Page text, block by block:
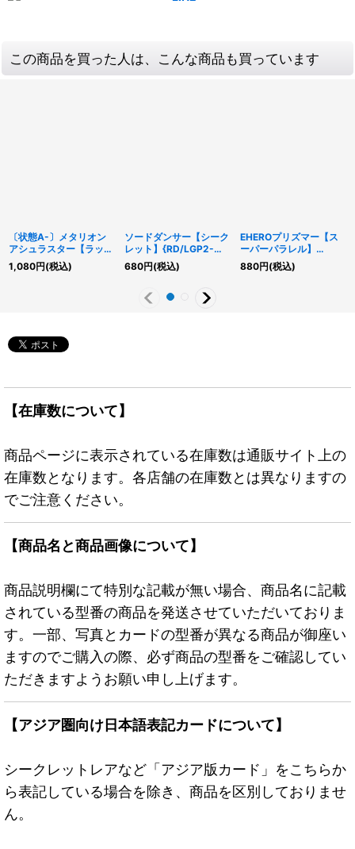
この商品を買った人は、こんな商品も買っています
〔状態A-〕メタリオン
アシュラスター【ラッシ
ュレア】{RD/EXT1-
JP001}《RDフュージョ
1,080円(税込)
ソードダンサー【シーク
レット】{RD/LGP2-
JP033}《RDモンスタ
ー》
680円(税込)
EHEROプリズマー【ス
ーパーパラレル】
{RD/5THS-JPB08}
《RDモンスター》
880円(税込)
【在庫数について】
商品ページに表示されている在庫数は通販サイト上の
在庫数となります。各店舗の在庫数とは異なりますの
でご注意ください。
【商品名と商品画像について】
商品説明欄にて特別な記載が無い場合、商品名に記載
されている型番の商品を発送させていただいておりま
す。一部、写真とカードの型番が異なる商品が御座い
ますのでご購入の際、必ず商品の型番をご確認してい
ただきますようお願い申し上げます。
【アジア圏向け日本語表記カードについて】
シークレットレアなど「アジア版カード」をこちらか
ら表記している場合を除き、商品を区別しておりませ
ん。